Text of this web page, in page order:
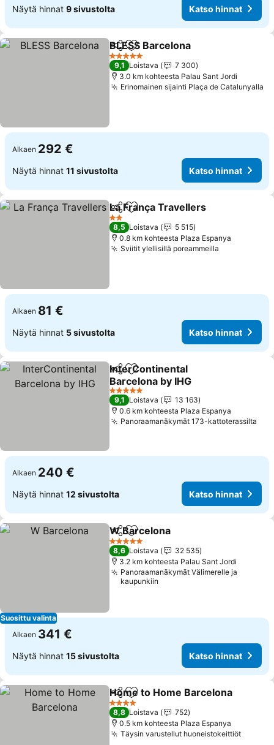
Näytä hinnat 9 sivustolta Katso hinnat
Jaa Lisää suosikkeihin
BLESS Barcelona
5 Tähtiluokitus
9,1 Loistava
7 300
3.0 km kohteesta Palau Sant Jordi
Erinomainen sijainti Plaça de Catalunyalla
Alkaen 292 €
Näytä hinnat 11 sivustolta Katso hinnat
Jaa Lisää suosikkeihin
La França Travellers
2 Tähtiluokitus
8,5 Loistava
5 515
0.8 km kohteesta Plaza Espanya
Sviitit ylellisillä poreammeilla
Alkaen 81 €
Näytä hinnat 5 sivustolta Katso hinnat
Jaa Lisää suosikkeihin
InterContinental
Barcelona by IHG
Katso hinnat
5 Tähtiluokitus
9,1 Loistava
13 163
0.6 km kohteesta Plaza Espanya
Panoraamanäkymät 173-kattoterassilta
Alkaen 240 €
Näytä hinnat 12 sivustolta Katso hinnat
Suosittu valinta
Jaa Lisää suosikkeihin
W Barcelona
5 Tähtiluokitus
8,6 Loistava
32 535
3.2 km kohteesta Palau Sant Jordi
Panoraamanäkymät Välimerelle ja
kaupunkiin
Alkaen 341 €
Näytä hinnat 15 sivustolta Katso hinnat
Jaa Lisää suosikkeihin
Home to Home Barcelona
4 Tähtiluokitus
8,8 Loistava
752
0.5 km kohteesta Plaza Espanya
Täysin varustellut huoneistokeittiötKatso